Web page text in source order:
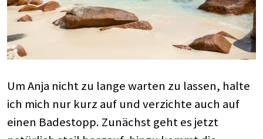
Um Anja nicht zu lange warten zu lassen, halte
ich mich nur kurz auf und verzichte auch auf
einen Badestopp. Zunächst geht es jetzt